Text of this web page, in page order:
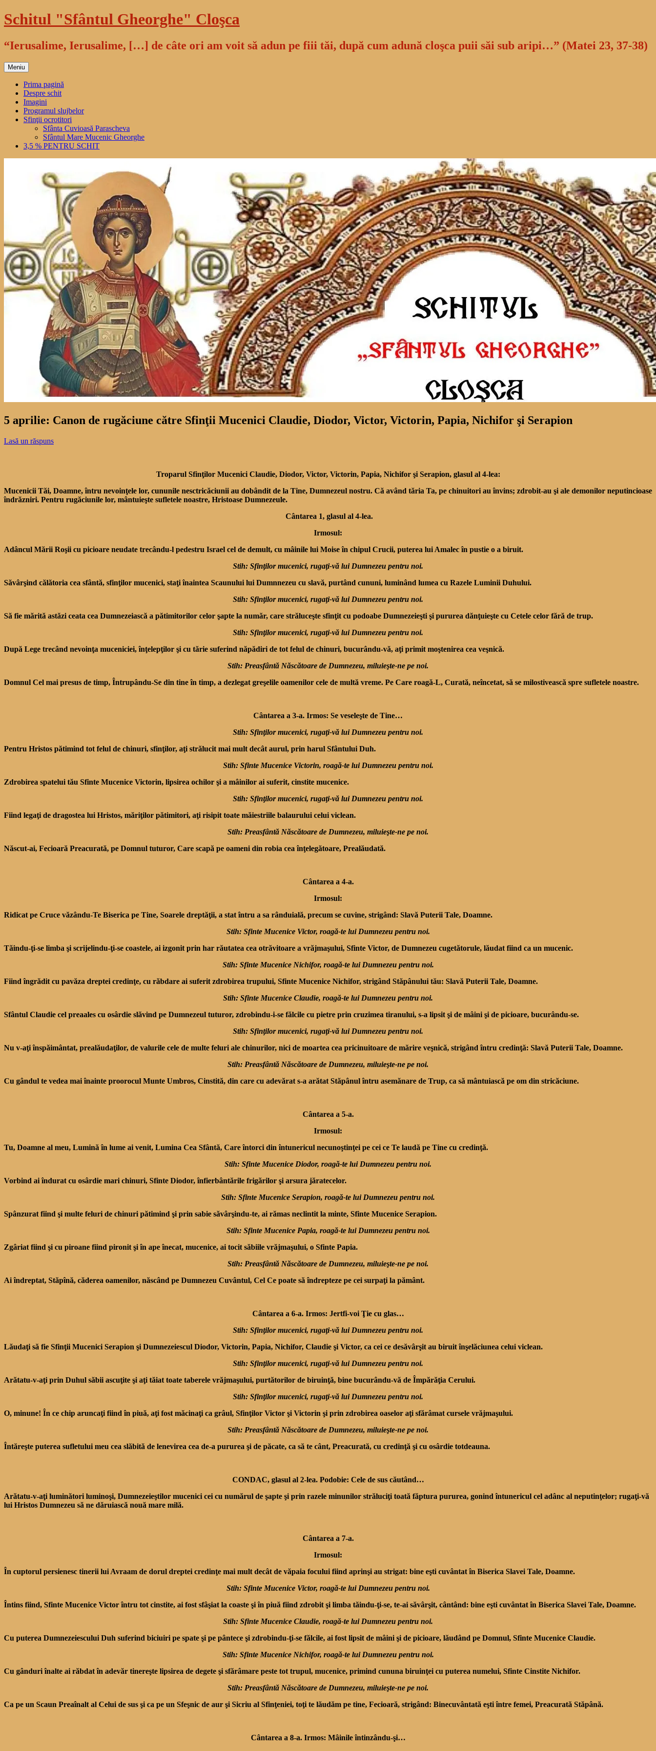
Sari
la
Schitul "Sfântul Gheorghe" Cloşca
“Ierusalime, Ierusalime, […] de câte ori am voit să adun pe fiii tăi, după cum adună cloşca puii săi sub aripi…” (Matei 23, 37-38)
Meniu
Prima pagină
Despre schit
Imagini
Programul slujbelor
Sfinţii ocrotitori
Sfânta Cuvioasă Parascheva
Sfântul Mare Mucenic Gheorghe
3,5 % PENTRU SCHIT
5 aprilie: Canon de rugăciune către Sfinţii Mucenici Claudie, Diodor, Victor, Victorin, Papia, Nichifor şi Serapion
Lasă un răspuns
Troparul Sfinţilor Mucenici Claudie, Diodor, Victor, Victorin, Papia, Nichifor şi Serapion, glasul al 4-lea:
Mucenicii Tăi, Doamne, întru nevoinţele lor, cununile nesctricăciunii au dobândit de la Tine, Dumnezeul nostru. Că având tăria Ta, pe chinuitori au învins; zdrobit-au şi ale demonilor neputincioase
îndrăzniri. Pentru rugăciunile lor, mântuieşte sufletele noastre, Hristoase Dumnezeule.
Cântarea 1, glasul al 4-lea.
Irmosul:
Adâncul Mării Roşii cu picioare neudate trecându-l pedestru Israel cel de demult, cu mâinile lui Moise în chipul Crucii, puterea lui Amalec în pustie o a biruit.
Stih: Sfinţilor mucenici, rugaţi-vă lui Dumnezeu pentru noi.
Săvârşind călătoria cea sfântă, sfinţilor mucenici, staţi înaintea Scaunului lui Dumnnezeu cu slavă, purtând cununi, luminând lumea cu Razele Luminii Duhului.
Stih: Sfinţilor mucenici, rugaţi-vă lui Dumnezeu pentru noi.
Să fie mărită astăzi ceata cea Dumnezeiască a pătimitorilor celor şapte la număr, care străluceşte sfinţit cu podoabe Dumnezeieşti şi pururea dănţuieşte cu Cetele celor fără de trup.
Stih: Sfinţilor mucenici, rugaţi-vă lui Dumnezeu pentru noi.
După Lege trecând nevoinţa muceniciei, înţelepţilor şi cu tărie suferind năpădiri de tot felul de chinuri, bucurându-vă, aţi primit moştenirea cea veşnică.
Stih: Preasfântă Născătoare de Dumnezeu, miluieşte-ne pe noi.
Domnul Cel mai presus de timp, Întrupându-Se din tine în timp, a dezlegat greşelile oamenilor cele de multă vreme. Pe Care roagă-L, Curată, neîncetat, să se milostivească spre sufletele noastre.
Cântarea a 3-a. Irmos: Se veseleşte de Tine…
Stih: Sfinţilor mucenici, rugaţi-vă lui Dumnezeu pentru noi.
Pentru Hristos pătimind tot felul de chinuri, sfinţilor, aţi strălucit mai mult decât aurul, prin harul Sfântului Duh.
Stih: Sfinte Mucenice Victorin, roagă-te lui Dumnezeu pentru noi.
Zdrobirea spatelui tău Sfinte Mucenice Victorin, lipsirea ochilor şi a mâinilor ai suferit, cinstite mucenice.
Stih: Sfinţilor mucenici, rugaţi-vă lui Dumnezeu pentru noi.
Fiind legaţi de dragostea lui Hristos, măriţilor pătimitori, aţi risipit toate măiestriile balaurului celui viclean.
Stih: Preasfântă Născătoare de Dumnezeu, miluieşte-ne pe noi.
Născut-ai, Fecioară Preacurată, pe Domnul tuturor, Care scapă pe oameni din robia cea înţelegă­toare, Prealăudată.
Cântarea a 4-a.
Irmosul:
Ridicat pe Cruce văzându-Te Biserica pe Tine, Soarele dreptăţii, a stat întru a sa rânduială, precum se cuvine, strigând: Slavă Puterii Tale, Doamne.
Stih: Sfinte Mucenice Victor, roagă-te lui Dumnezeu pentru noi.
Tăindu-ţi-se limba şi scrijelindu-ţi-se coastele, ai izgonit prin har răutatea cea otrăvitoare a vrăjmaşului, Sfinte Victor, de Dumnezeu cugetătorule, lăudat fiind ca un mucenic.
Stih: Sfinte Mucenice Nichifor, roagă-te lui Dumnezeu pentru noi.
Fiind îngrădit cu pavăza dreptei credinţe, cu răbdare ai suferit zdrobirea trupului, Sfinte Mucenice Nichifor, strigând Stăpânului tău: Slavă Puterii Tale, Doamne.
Stih: Sfinte Mucenice Claudie, roagă-te lui Dumnezeu pentru noi.
Sfântul Claudie cel preaales cu osârdie slăvind pe Dumnezeul tuturor, zdrobindu-i-se fălcile cu pietre prin cruzimea tiranului, s-a lipsit şi de mâini şi de picioare, bucurându-se.
Stih: Sfinţilor mucenici, rugaţi-vă lui Dumnezeu pentru noi.
Nu v-aţi înspăimântat, prealăudaţilor, de valurile cele de multe feluri ale chinurilor, nici de moartea cea pricinuitoare de mărire veşnică, strigând întru credinţă: Slavă Puterii Tale, Doamne.
Stih: Preasfântă Născătoare de Dumnezeu, miluieşte-ne pe noi.
Cu gândul te vedea mai înainte proorocul Munte Umbros, Cinstită, din care cu adevărat s-a arătat Stăpânul întru asemănare de Trup, ca să mântuiască pe om din stricăciune.
Cântarea a 5-a.
Irmosul:
Tu, Doamne al meu, Lumină în lume ai venit, Lumina Cea Sfântă, Care întorci din întune­ricul necunoştinţei pe cei ce Te laudă pe Tine cu credinţă.
Stih: Sfinte Mucenice Diodor, roagă-te lui Dumnezeu pentru noi.
Vorbind ai îndurat cu osârdie mari chinuri, Sfinte Diodor, înfierbântările frigărilor şi arsura jăratecelor.
Stih: Sfinte Mucenice Serapion, roagă-te lui Dumnezeu pentru noi.
Spânzurat fiind şi multe feluri de chinuri pătimind şi prin sabie săvârşindu-te, ai rămas neclintit la minte, Sfinte Mucenice Serapion.
Stih: Sfinte Mucenice Papia, roagă-te lui Dumnezeu pentru noi.
Zgâriat fiind şi cu piroane fiind pironit şi în ape înecat, mucenice, ai tocit săbiile vrăjmaşului, o Sfinte Papia.
Stih: Preasfântă Născătoare de Dumnezeu, miluieşte-ne pe noi.
Ai îndreptat, Stăpînă, căderea oamenilor, născând pe Dumnezeu Cuvântul, Cel Ce poate să îndrepteze pe cei surpaţi la pământ.
Cântarea a 6-a. Irmos: Jertfi-voi Ţie cu glas…
Stih: Sfinţilor mucenici, rugaţi-vă lui Dumnezeu pentru noi.
Lăudaţi să fie Sfinţii Mucenici Serapion şi Dumnezeiescul Diodor, Victorin, Papia, Nichifor, Claudie şi Victor, ca cei ce desăvârşit au biruit înşelăciunea celui viclean.
Stih: Sfinţilor mucenici, rugaţi-vă lui Dumnezeu pentru noi.
Arătatu-v-aţi prin Duhul săbii ascuţite şi aţi tăiat toate taberele vrăjmaşului, purtătorilor de biruinţă, bine bucurându-vă de Împărăţia Cerului.
Stih: Sfinţilor mucenici, rugaţi-vă lui Dumnezeu pentru noi.
O, minune! În ce chip aruncaţi fiind în piuă, aţi fost măcinaţi ca grâul, Sfinţilor Victor şi Victorin şi prin zdrobirea oaselor aţi sfărâmat cursele vrăjmaşului.
Stih: Preasfântă Născătoare de Dumnezeu, miluieşte-ne pe noi.
Întăreşte puterea sufletului meu cea slăbită de lenevirea cea de-a pururea şi de păcate, ca să te cânt, Preacurată, cu credinţă şi cu osârdie totdeauna.
CONDAC, glasul al 2-lea. Podobie: Cele de sus căutând…
Arătatu-v-aţi luminători luminoşi, Dumnezeieştilor mucenici cei cu numărul de şapte şi prin razele minunilor străluciţi toată făptura pururea, gonind întunericul cel adânc al neputinţelor; rugaţi-vă
lui Hristos Dumnezeu să ne dăruiască nouă mare milă.
Cântarea a 7-a.
Irmosul:
În cuptorul persienesc tinerii lui Avraam de dorul dreptei credinţe mai mult decât de văpaia focului fiind aprinşi au strigat: bine eşti cuvântat în Biserica Slavei Tale, Doamne.
Stih: Sfinte Mucenice Victor, roagă-te lui Dumnezeu pentru noi.
Întins fiind, Sfinte Mucenice Victor întru tot cinstite, ai fost sfâşiat la coaste şi în piuă fiind zdrobit şi limba tăindu-ţi-se, te-ai săvârşit, cântând: bine eşti cuvântat în Biserica Slavei Tale, Doamne.
Stih: Sfinte Mucenice Claudie, roagă-te lui Dumnezeu pentru noi.
Cu puterea Dumnezeiescului Duh suferind biciuiri pe spate şi pe pântece şi zdrobindu-ţi-se fălcile, ai fost lipsit de mâini şi de picioare, lăudând pe Domnul, Sfinte Mucenice Claudie.
Stih: Sfinte Mucenice Nichifor, roagă-te lui Dumnezeu pentru noi.
Cu gânduri înalte ai răbdat în adevăr tinereşte lipsirea de degete şi sfărâmare peste tot trupul, mucenice, primind cununa biruinţei cu puterea numelui, Sfinte Cinstite Nichifor.
Stih: Preasfântă Născătoare de Dumnezeu, miluieşte-ne pe noi.
Ca pe un Scaun Preaînalt al Celui de sus şi ca pe un Sfeşnic de aur şi Sicriu al Sfinţeniei, toţi te lăudăm pe tine, Fecioară, strigând: Binecuvântată eşti între femei, Preacurată Stăpână.
Cântarea a 8-a. Irmos: Mâinile întinzându-şi…